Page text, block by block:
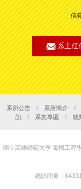
信
系主任
系所公告/ 系所簡介/
訊/ 系友專區 / 就
國立高雄師範大學 電機工
總訪問量：